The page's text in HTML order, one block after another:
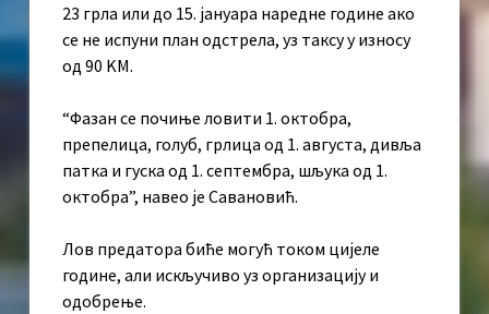
23 грла или до 15. јануара наредне године ако
се не испуни план одстрела, уз таксу у износу
од 90 KМ.
“Фазан се почиње ловити 1. октобра,
препелица, голуб, грлица од 1. августа, дивља
патка и гуска од 1. септембра, шљука од 1.
октобра”, навео је Савановић.
Лов предатора биће могућ током цијеле
године, али искључиво уз организацију и
одобрење.